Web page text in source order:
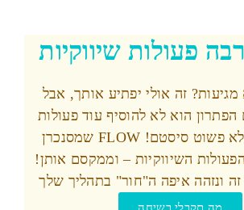
פעולות שיווקיות
זה אולי יפתיע אותך, אבל
הוא לא להוסיף עוד פעולות
שיווקיות – אלא פשוט סיסטם! FLOW שמסנכרן
השיווקיות – וממקסם אותן!
זה ונזהה איפה ה"חור" בתהליך שלך